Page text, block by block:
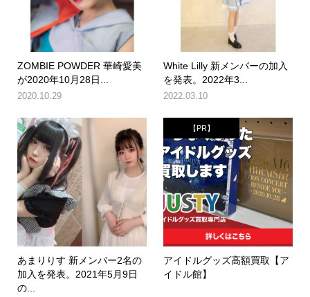
ZOMBIE POWDER 華崎愛美
が2020年10月28日...
2020.10.29
White Lilly 新メンバーの加入
を発表。2022年3...
2022.03.10
あまりりす 新メンバー2名の
加入を発表。2021年5月9日
の...
【PR】
アイドルグッズ高額買取【ア
イドル館】